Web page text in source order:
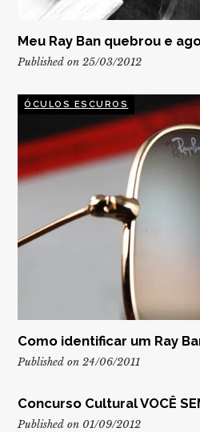
Meu Ray Ban quebrou e
Published on 25/03/2012
ÓCULOS ESCUROS
Como identificar um Ray
Published on 24/06/2011
Concurso Cultural VOCÊ
Published on 01/09/2012